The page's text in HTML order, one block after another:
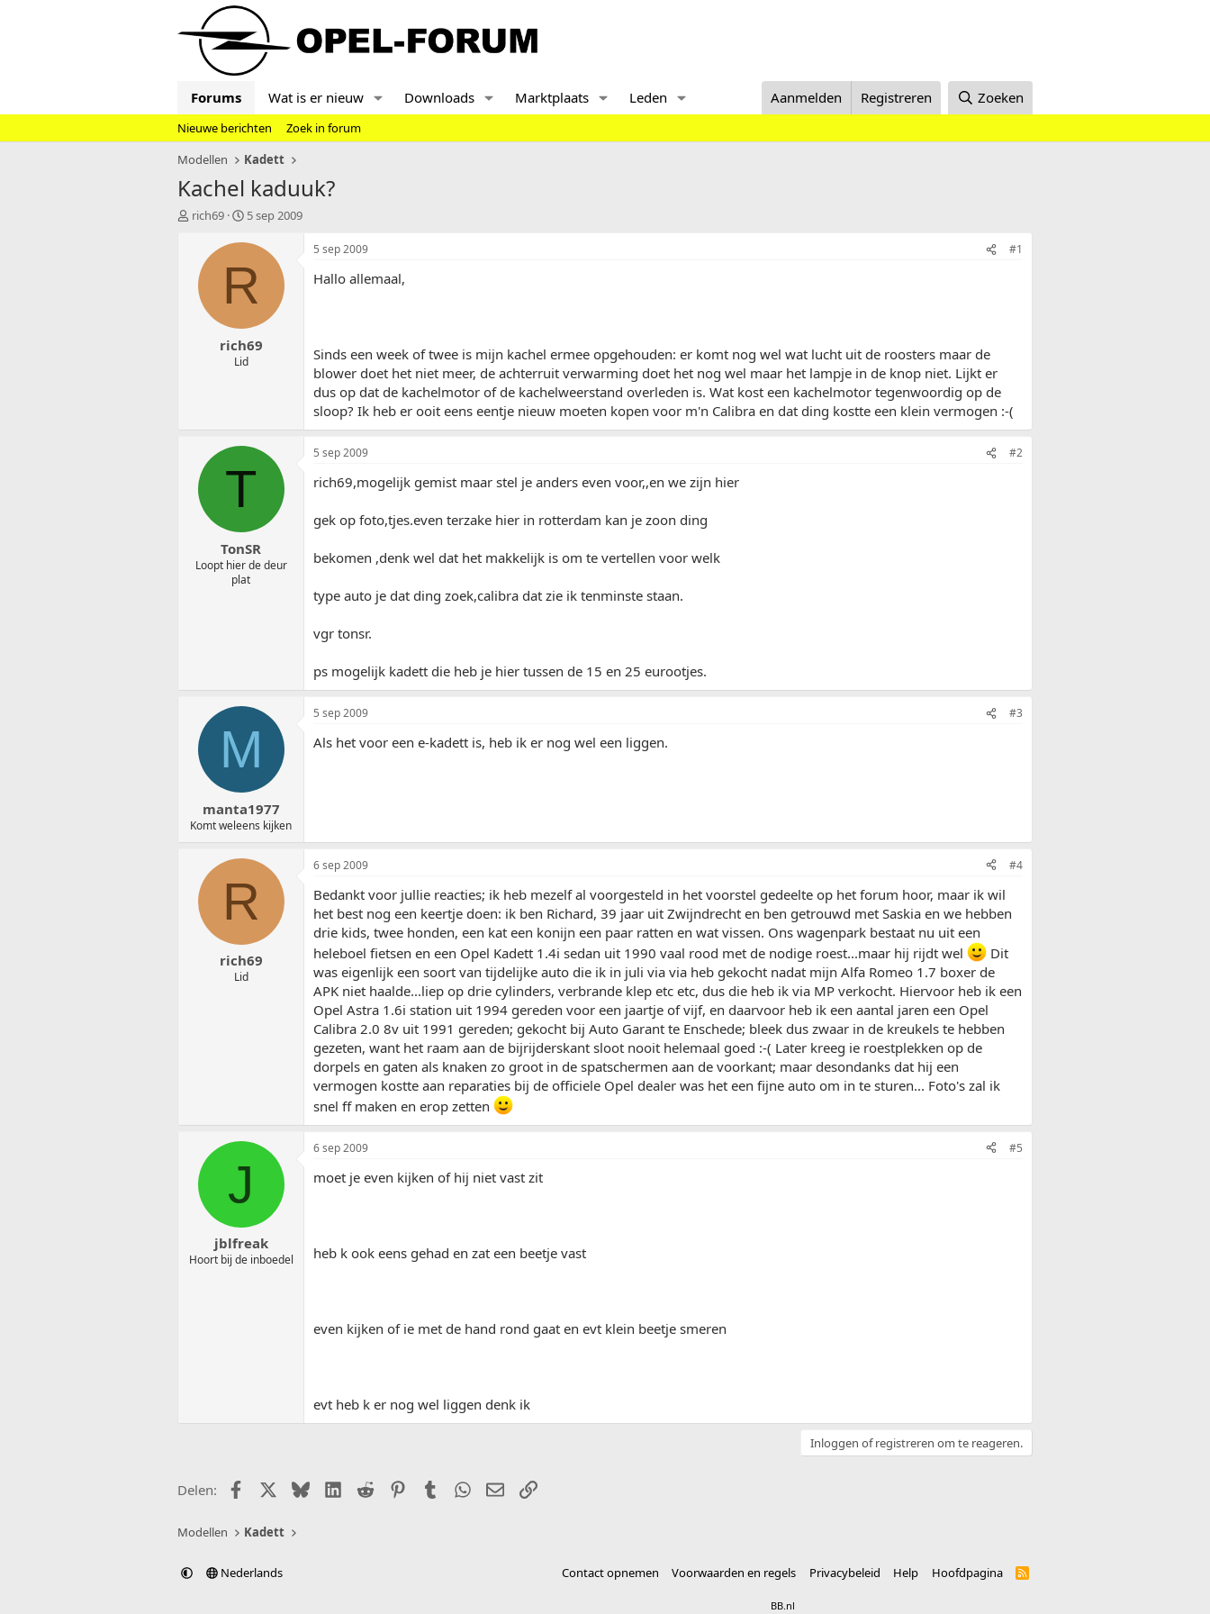
Forums Wat is er nieuw Downloads Marktplaats Leden Aanmelden Registreren Zoeken
Nieuwe berichten
Zoek in forum
Modellen
Kadett
Kachel kaduuk?
Trich69
S
a
t
d
t
u
m
5 sep 2009
R
rich69
Lid
5 sep 2009 #1
Hallo allemaal,
Sinds een week of twee is mijn kachel ermee opgehouden: er komt nog wel wat lucht uit de roosters maar de
blower doet het niet meer, de achterruit verwarming doet het nog wel maar het lampje in de knop niet. Lijkt er
dus op dat de kachelmotor of de kachelweerstand overleden is. Wat kost een kachelmotor tegenwoordig op de
sloop? Ik heb er ooit eens eentje nieuw moeten kopen voor m'n Calibra en dat ding kostte een klein vermogen :-(
T
TonSR
Loopt hier de deur
plat
5 sep 2009 #2
rich69,mogelijk gemist maar stel je anders even voor,,en we zijn hier
gek op foto,tjes.even terzake hier in rotterdam kan je zoon ding
bekomen ,denk wel dat het makkelijk is om te vertellen voor welk
type auto je dat ding zoek,calibra dat zie ik tenminste staan.
vgr tonsr.
ps mogelijk kadett die heb je hier tussen de 15 en 25 eurootjes.
M
manta1977
Komt weleens kijken
5 sep 2009 #3
Als het voor een e-kadett is, heb ik er nog wel een liggen.
R
rich69
Lid
6 sep 2009 #4
Bedankt voor jullie reacties; ik heb mezelf al voorgesteld in het voorstel gedeelte op het forum hoor, maar ik wil
het best nog een keertje doen: ik ben Richard, 39 jaar uit Zwijndrecht en ben getrouwd met Saskia en we hebben
drie kids, twee honden, een kat een konijn een paar ratten en wat vissen. Ons wagenpark bestaat nu uit een
heleboel fietsen en een Opel Kadett 1.4i sedan uit 1990 vaal rood met de nodige roest...maar hij rijdt wel
Dit
was eigenlijk een soort van tijdelijke auto die ik in juli via via heb gekocht nadat mijn Alfa Romeo 1.7 boxer de
APK niet haalde...liep op drie cylinders, verbrande klep etc etc, dus die heb ik via MP verkocht. Hiervoor heb ik een
Opel Astra 1.6i station uit 1994 gereden voor een jaartje of vijf, en daarvoor heb ik een aantal jaren een Opel
Calibra 2.0 8v uit 1991 gereden; gekocht bij Auto Garant te Enschede; bleek dus zwaar in de kreukels te hebben
gezeten, want het raam aan de bijrijderskant sloot nooit helemaal goed :-( Later kreeg ie roestplekken op de
dorpels en gaten als knaken zo groot in de spatschermen aan de voorkant; maar desondanks dat hij een
vermogen kostte aan reparaties bij de officiele Opel dealer was het een fijne auto om in te sturen... Foto's zal ik
snel ff maken en erop zetten
J
jblfreak
Hoort bij de inboedel
6 sep 2009 #5
moet je even kijken of hij niet vast zit
heb k ook eens gehad en zat een beetje vast
even kijken of ie met de hand rond gaat en evt klein beetje smeren
evt heb k er nog wel liggen denk ik
Inloggen of registreren om te reageren.
Delen: FacebookX (Twitter)
BlueskyLinkedIn
Reddit PinterestTumblr WhatsApp
E-mailLink
Modellen Kadett
Nederlands Contact opnemen Voorwaarden en regels Privacybeleid Help Hoofdpagina
R
BB.nl